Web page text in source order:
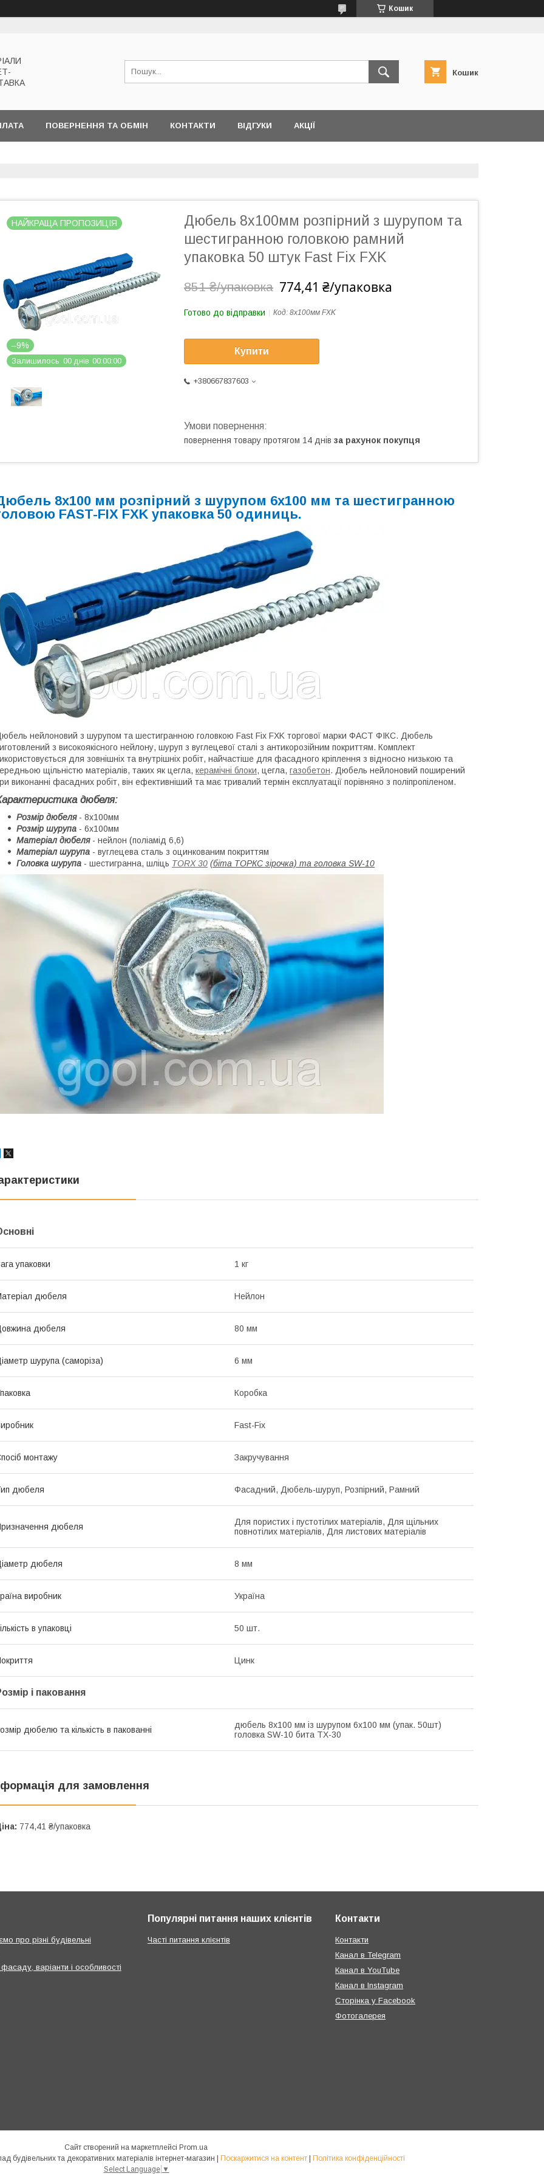
Кошик
Кошик
ПОВЕРНЕННЯ ТА ОБМІН КОНТАКТИ ВІДГУКИ АКЦІЇ
НАЙКРАЩА ПРОПОЗИЦІЯ
–9%
Залишилось 00 днів 00 00 00
Дюбель 8x100мм розпірний з шурупом та
шестигранною головкою рамний
упаковка 50 штук Fast Fix FXK
851 ₴/упаковка 774,41 ₴/упаковка
Готово до відправки Код: 8x100мм FXK
Купити
+380667837603
повернення товару протягом 14 днів за рахунок покупця
8x100 мм розпірний з шурупом 6х100 мм та шестигранною
FAST-FIX FXK упаковка 50 одиниць.
нейлоновий з шурупом та шестигранною головкою Fast Fix FXK торгової марки ФАСТ ФІКС. Дюбель
з високоякісного нейлону, шуруп з вуглецевої сталі з антикорозійним покриттям. Комплект
для зовнішніх та внутрішніх робіт, найчастіше для фасадного кріплення з відносно низькою та
щільністю матеріалів, таких як цегла, керамічні блоки, цегла, газобетон. Дюбель нейлоновий поширений
виконанні фасадних робіт, він ефективніший та має тривалий термін експлуатації порівняно з поліпропіленом.
дюбеля:
Розмір дюбеля- 8х100мм
Розмір шурупа - 6х100мм
Матеріал дюбеля- нейлон (поліамід 6,6)
Матеріал шурупа - вуглецева сталь з оцинкованим покриттям
Головка шурупа - шестигранна, шліць TORX 30 (біта ТОРКС зірочка) та головка SW-10
упаковки 1 кг
дюбеля Нейлон
дюбеля 80 мм
шурупа (саморіза) 6 мм
Коробка
Fast-Fix
монтажу Закручування
дюбеля Фасадний, Дюбель-шуруп, Розпірний, Рамний
дюбеля
Для пористих і пустотілих матеріалів, Для щільних
повнотілих матеріалів, Для листових матеріалів
дюбеля 8 мм
виробник Україна
в упаковці 50 шт.
Цинк
і паковання
дюбелю та кількість в пакованні
дюбель 8х100 мм із шурупом 6х100 мм (упак. 50шт)
головка SW-10 бита TX-30
для замовлення
774,41 ₴/упаковка
про різні будівельні
варіанти і особливості
Популярні питання наших клієнтів
Часті питання клієнтів
Контакти
Контакти
Канал в Telegram
Канал в YouTube
Канал в Instagram
Сторінка у Facebook
Фотогалерея
Сайт створений на маркетплейсі Prom.ua
GOOL.COM.UA оптово-роздрібний склад будівельних та декоративних матеріалів інтернет-магазин | Поскаржитися на контент | Політика конфіденційності
Select Language ▼